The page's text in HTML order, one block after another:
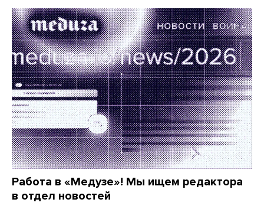
Работа в «Медузе»! Мы ищем редактора
в отдел новостей